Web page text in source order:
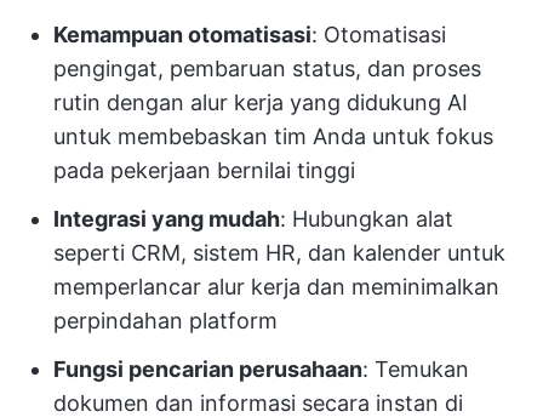
Kemampuan otomatisasi: Otomatisasi
pengingat, pembaruan status, dan proses
rutin dengan alur kerja yang didukung AI
untuk membebaskan tim Anda untuk fokus
pada pekerjaan bernilai tinggi
Integrasi yang mudah: Hubungkan alat
seperti CRM, sistem HR, dan kalender untuk
memperlancar alur kerja dan meminimalkan
perpindahan platform
Fungsi pencarian perusahaan: Temukan
dokumen dan informasi secara instan di